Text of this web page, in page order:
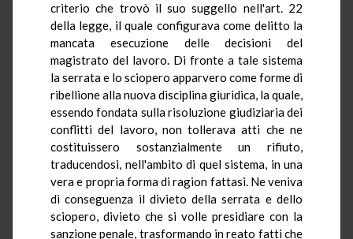
criterio che trovò il suo suggello nell'art. 22
della legge, il quale configurava come delitto la
mancata esecuzione delle decisioni del
magistrato del lavoro. Di fronte a tale sistema
la serrata e lo sciopero apparvero come forme di
ribellione alla nuova disciplina giuridica, la quale,
essendo fondata sulla risoluzione giudiziaria dei
conflitti del lavoro, non tollerava atti che ne
costituissero sostanzialmente un rifiuto,
traducendosi, nell'ambito di quel sistema, in una
vera e propria forma di ragion fattasi. Ne veniva
di conseguenza il divieto della serrata e dello
sciopero, divieto che si volle presidiare con la
sanzione penale, trasformando in reato fatti che